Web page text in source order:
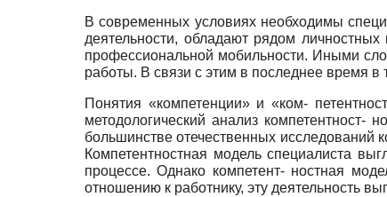
В современных условиях необходимы
деятельности, обладают рядом
профессиональной мобильности. Иными
работы. В связи с этим в последнее время в
Понятия «компетенции» и «ком-
методологический анализ
большинстве отечественных исследований
Компетентностная модель специалиста
процессе. Однако компетент- ностная
отношению к работнику, эту деятельность